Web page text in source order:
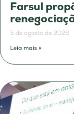
Farsul
5 de agosto de 2026
Leia mais »